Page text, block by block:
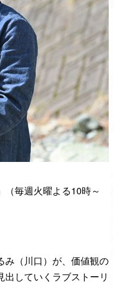
毎週火曜よる10時～
（川口）が、価値観の
していくラブストーリ